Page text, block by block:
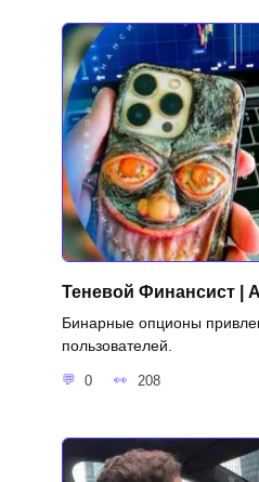
Теневой Финансист |
Бинарные опционы
пользователей.
0 208